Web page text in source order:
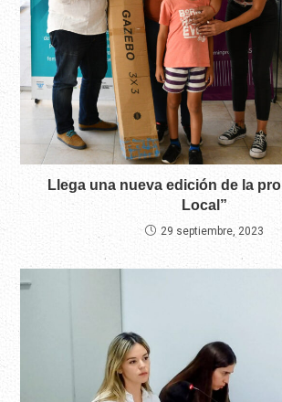
Llega una nueva edición de la
Local”
29 septiembre, 2023